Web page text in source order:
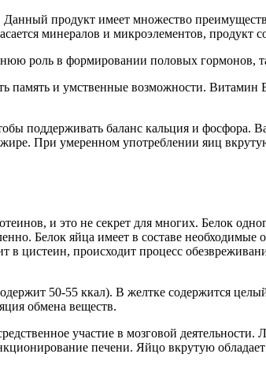
Данный продукт имеет множество
минералов и микроэлементов,
роль в формировании половых гормонов,
и умственные возможности.
поддерживать баланс кальция и фосфора.
При умеренном употреблении яиц
и это не секрет для многих. Белок
Белок яйца имеет в составе необходимые
цистеин, происходит процесс
50-55 ккал). В желтке содержится
обмена веществ.
участие в мозговой деятельности.
печени. Яйцо вкрутую